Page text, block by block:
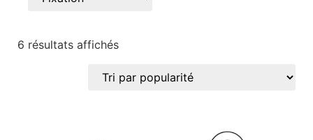
6 résultats affichés